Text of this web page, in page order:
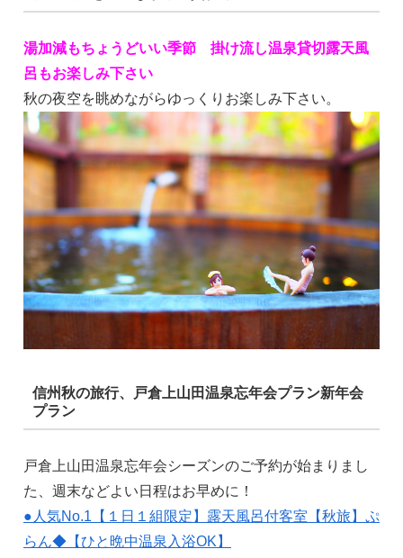
湯加減もちょうどいい季節 掛け流し温泉貸切露天風
呂もお楽しみ下さい
秋の夜空を眺めながらゆっくりお楽しみ下さい。
信州秋の旅行、戸倉上山田温泉忘年会プラン新年会
プラン
戸倉上山田温泉忘年会シーズンのご予約が始まりまし
た、週末などよい日程はお早めに！
●人気No.1【１日１組限定】露天風呂付客室【秋旅】ぷ
らん◆【ひと晩中温泉入浴OK】